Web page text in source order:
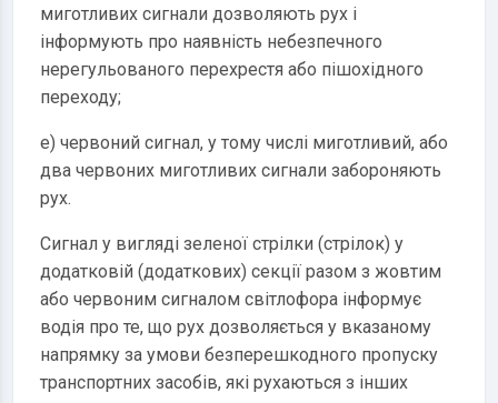
миготливих сигнали дозволяють рух і
інформують про наявність небезпечного
нерегульованого перехрестя або пішохідного
переходу;
е) червоний сигнал, у тому числі миготливий, або
два червоних миготливих сигнали забороняють
рух.
Сигнал у вигляді зеленої стрілки (стрілок) у
додатковій (додаткових) секції разом з жовтим
або червоним сигналом світлофора інформує
водія про те, що рух дозволяється у вказаному
напрямку за умови безперешкодного пропуску
транспортних засобів, які рухаються з інших